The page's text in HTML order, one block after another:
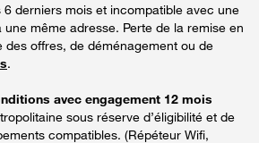
derniers mois et incompatible avec une
même adresse. Perte de la remise en
des offres, de déménagement ou de
.
avec engagement 12 mois
sous réserve d’éligibilité et de
compatibles. (Répéteur Wifi,